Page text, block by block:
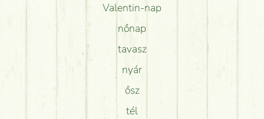
Valentin-nap
nőnap
tavasz
nyár
ősz
tél